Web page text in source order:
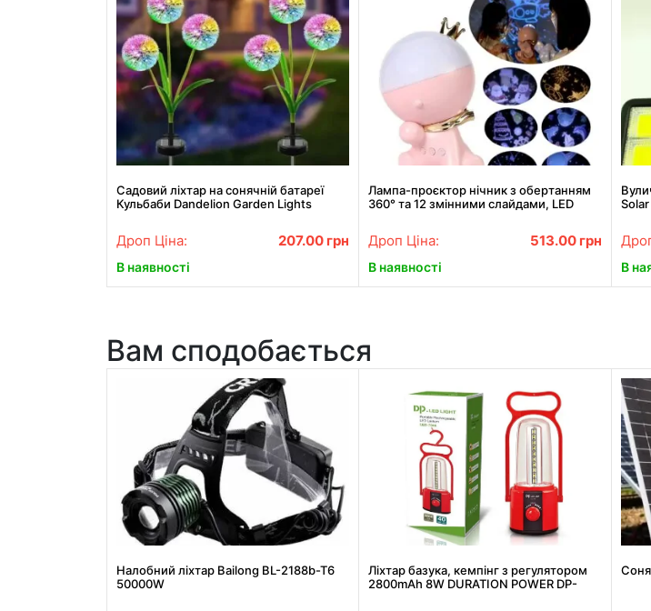
Садовий ліхтар на сонячній батареї
Кульбаби Dandelion Garden Lights
Дроп Ціна: 207.00 грн
В наявності
Лампа-проєктор нічник з обертанням
360° та 12 змінними слайдами, LED
Дроп Ціна: 513.00 грн
В наявності
Solar
В
Вам сподобається
Налобний ліхтар Bailong BL-2188b-T6
50000W
Ліхтар базука, кемпінг з регулятором
2800mAh 8W DURATION POWER DP-